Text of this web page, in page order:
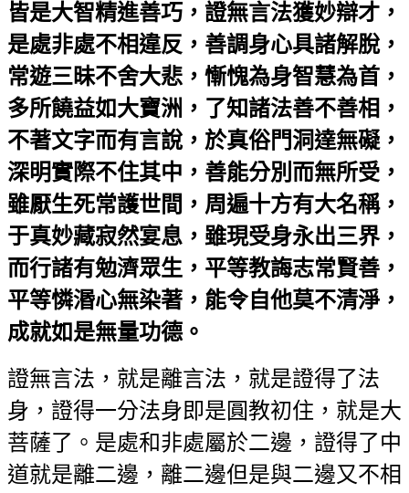
皆是大智精進善巧，證無言法獲妙辯才，
是處非處不相違反，善調身心具諸解脫，
常遊三昧不舍大悲，慚愧為身智慧為首，
多所饒益如大寶洲，了知諸法善不善相，
不著文字而有言說，於真俗門洞達無礙，
深明實際不住其中，善能分別而無所受，
雖厭生死常護世間，周遍十方有大名稱，
于真妙藏寂然宴息，雖現受身永出三界，
而行諸有勉濟眾生，平等教誨志常賢善，
平等憐湣心無染著，能令自他莫不清淨，
成就如是無量功德。
證無言法，就是離言法，就是證得了法
身，證得一分法身即是圓教初住，就是大
菩薩了。是處和非處屬於二邊，證得了中
道就是離二邊，離二邊但是與二邊又不相